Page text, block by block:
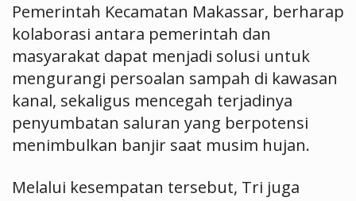
Pemerintah Kecamatan Makassar, berharap
kolaborasi antara pemerintah dan
masyarakat dapat menjadi solusi untuk
mengurangi persoalan sampah di kawasan
kanal, sekaligus mencegah terjadinya
penyumbatan saluran yang berpotensi
menimbulkan banjir saat musim hujan.
Melalui kesempatan tersebut, Tri juga